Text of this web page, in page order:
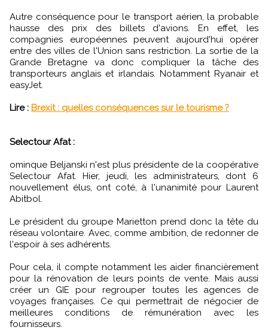
Autre conséquence pour le transport aérien, la probable
hausse des prix des billets d'avions. En effet, les
compagnies européennes peuvent aujourd'hui opérer
entre des villes de l'Union sans restriction. La sortie de la
Grande Bretagne va donc compliquer la tâche des
transporteurs anglais et irlandais. Notamment Ryanair et
easyJet.
Lire : Brexit : quelles conséquences sur le tourisme ?
Selectour Afat :
ominque Beljanski n'est plus présidente de la coopérative
Selectour Afat. Hier, jeudi, les administrateurs, dont 6
nouvellement élus, ont coté, à l'unanimité pour Laurent
Abitbol.
Le président du groupe Marietton prend donc la tête du
réseau volontaire. Avec, comme ambition, de redonner de
l'espoir à ses adhérents.
Pour cela, il compte notamment les aider financièrement
pour la rénovation de leurs points de vente. Mais aussi
créer un GIE pour regrouper toutes les agences de
voyages françaises. Ce qui permettrait de négocier de
meilleures conditions de rémunération avec les
fournisseurs.